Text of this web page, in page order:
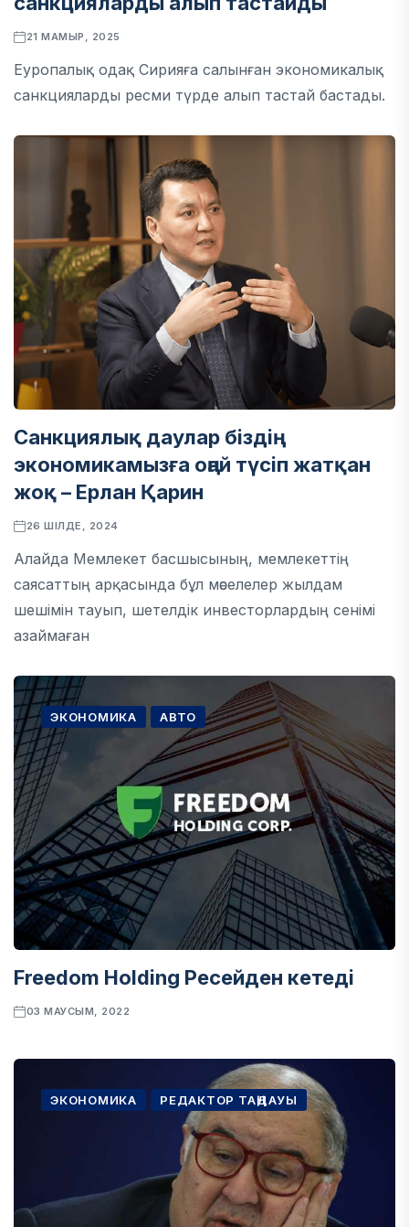
21 МАМЫР, 2025
Еуропалық одақ Сирияға салынған экономикалық
санкцияларды ресми түрде алып тастай бастады.
Санкциялық даулар біздің
экономикамызға оңай түсіп жатқан
жоқ – Ерлан Қарин
26 ШІЛДЕ, 2024
Алайда Мемлекет басшысының, мемлекеттің
саясаттың арқасында бұл мәселелер жылдам
шешімін тауып, шетелдік инвесторлардың сенімі
азаймаған
ЭКОНОМИКА АВТО
Freedom Holding Ресейден кетеді
03 МАУСЫМ, 2022
ЭКОНОМИКА РЕДАКТОР ТАҢДАУЫ